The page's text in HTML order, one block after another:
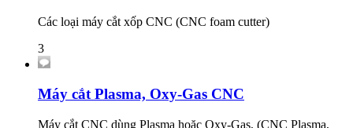
Các loại máy cắt xốp CNC (CNC foam cutter)
3
Máy cắt Plasma, Oxy-Gas CNC
Máy cắt CNC dùng Plasma hoặc Oxy-Gas, (CNC Plasma,